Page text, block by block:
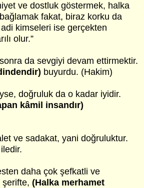
ve dostluk göstermek, halka
fakat, biraz korku da
kimseleri ise gerçekten
olur.”
da sevgiyi devam ettirmektir.
buyurdu. (Hakim)
doğruluk da o kadar iyidir.
kâmil insandır)
ve sadakat, yani doğruluktur.
daha çok şefkatli ve
şerifte, (Halka merhamet